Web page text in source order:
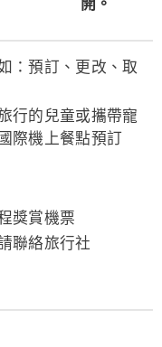
：預訂、更改、取
行的兒童或攜帶寵
際機上餐點預訂
獎賞機票
聯絡旅行社